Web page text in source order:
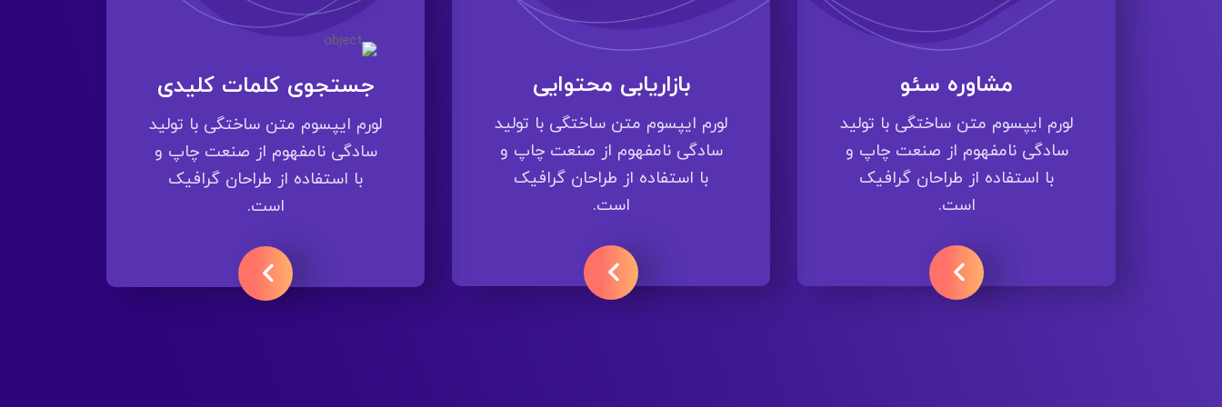
مشاوره سئو
لورم ایپسوم متن ساختگی با تولید
سادگی نامفهوم از صنعت چاپ و
با استفاده از طراحان گرافیک
است.
ادامه مطلب
بازاریابی محتوایی
لورم ایپسوم متن ساختگی با تولید
سادگی نامفهوم از صنعت چاپ و
با استفاده از طراحان گرافیک
است.
ادامه مطلب
جستجوی کلمات کلیدی
لورم ایپسوم متن ساختگی با تولید
سادگی نامفهوم از صنعت چاپ و
با استفاده از طراحان گرافیک
است.
ادامه مطلب